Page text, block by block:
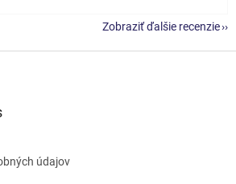
Zobraziť ďalšie recenzie
údajov